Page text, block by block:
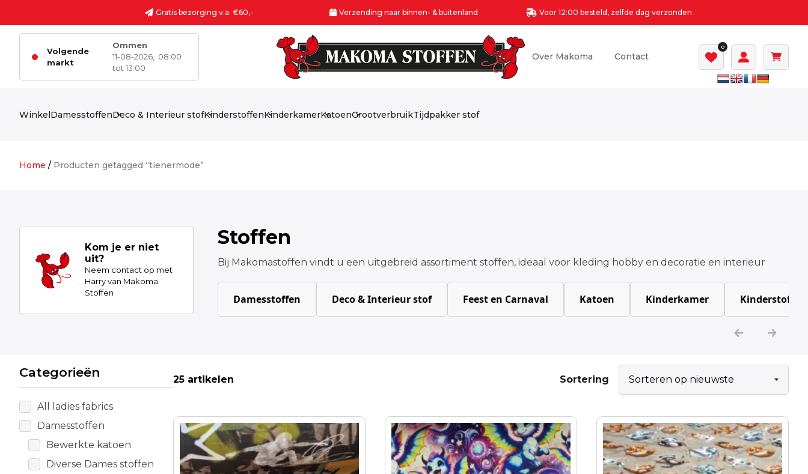
Gratis bezorging v.a. €60,- Verzending naar binnen- & buitenland Voor 12:00 besteld, zelfde dag verzonden
Volgende
markt
Ommen
11-08-2026,
08:00
tot 13:00
Over Makoma Contact
0
WinkelDamesstoffenDeco & Interieur stofKinderstoffenKinderkamerKatoenGrootverbruikTijdpakker stof
Home / Producten getagged “tienermode”
Kom je er niet
uit?
Neem contact op met
Harry van Makoma
Stoffen
Stoffen
Bij Makomastoffen vindt u een uitgebreid assortiment stoffen, ideaal voor kleding hobby en decoratie en interieur
Damesstoffen Deco & Interieur stof Feest en Carnaval Katoen Kinderkamer Kinderstoffen
Categorieën
All ladies fabrics
Damesstoffen
Bewerkte katoen
Diverse Dames stoffen
25 artikelen Sortering